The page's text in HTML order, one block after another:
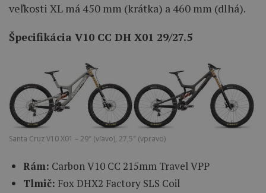
veľkosti XL má 450 mm (krátka) a 460 mm (dlhá).
Špecifikácia V10 CC DH X01 29/27.5
Santa Cruz V10 X01 – 29″ (vľavo), 27,5″ (vpravo)
Rám: Carbon V10 CC 215mm Travel VPP
Tlmič: Fox DHX2 Factory SLS Coil